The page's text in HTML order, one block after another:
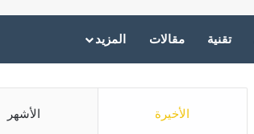
تقنية مقالات المزيد
الأخيرة الأشهر